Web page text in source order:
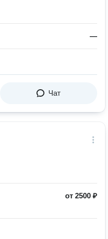
—
Чат
от 2500 ₽